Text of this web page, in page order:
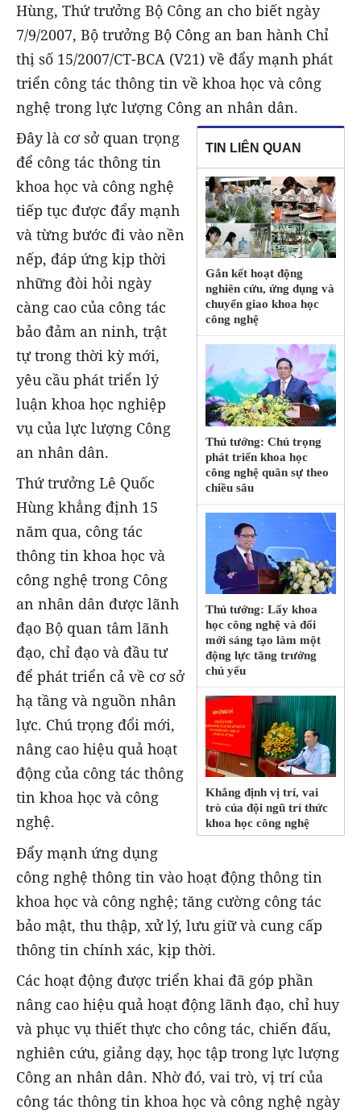
Hùng, Thứ trưởng Bộ Công an cho biết ngày
7/9/2007, Bộ trưởng Bộ Công an ban hành Chỉ
thị số 15/2007/CT-BCA (V21) về đẩy mạnh phát
triển công tác thông tin về khoa học và công
nghệ trong lực lượng Công an nhân dân.
TIN LIÊN QUAN
Gắn kết hoạt động
nghiên cứu, ứng dụng và
chuyển giao khoa học
công nghệ
Thủ tướng: Chú trọng
phát triển khoa học
công nghệ quân sự theo
chiều sâu
Thủ tướng: Lấy khoa
học công nghệ và đổi
mới sáng tạo làm một
động lực tăng trưởng
chủ yếu
Khẳng định vị trí, vai
trò của đội ngũ trí thức
khoa học công nghệ
Đây là cơ sở quan trọng
để công tác thông tin
khoa học và công nghệ
tiếp tục được đẩy mạnh
và từng bước đi vào nền
nếp, đáp ứng kịp thời
những đòi hỏi ngày
càng cao của công tác
bảo đảm an ninh, trật
tự trong thời kỳ mới,
yêu cầu phát triển lý
luận khoa học nghiệp
vụ của lực lượng Công
an nhân dân.
Thứ trưởng Lê Quốc
Hùng khẳng định 15
năm qua, công tác
thông tin khoa học và
công nghệ trong Công
an nhân dân được lãnh
đạo Bộ quan tâm lãnh
đạo, chỉ đạo và đầu tư
để phát triển cả về cơ sở
hạ tầng và nguồn nhân
lực. Chú trọng đổi mới,
nâng cao hiệu quả hoạt
động của công tác thông
tin khoa học và công
nghệ.
Đẩy mạnh ứng dụng
công nghệ thông tin vào hoạt động thông tin
khoa học và công nghệ; tăng cường công tác
bảo mật, thu thập, xử lý, lưu giữ và cung cấp
thông tin chính xác, kịp thời.
Các hoạt động được triển khai đã góp phần
nâng cao hiệu quả hoạt động lãnh đạo, chỉ huy
và phục vụ thiết thực cho công tác, chiến đấu,
nghiên cứu, giảng dạy, học tập trong lực lượng
Công an nhân dân. Nhờ đó, vai trò, vị trí của
công tác thông tin khoa học và công nghệ ngày